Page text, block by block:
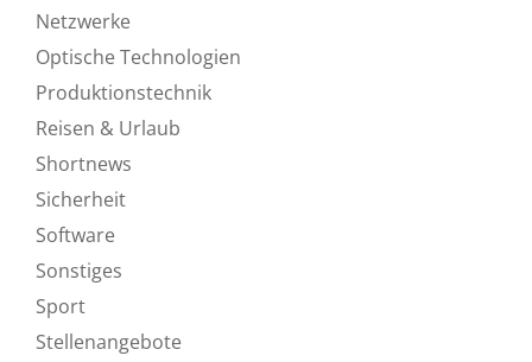
Netzwerke
Optische Technologien
Produktionstechnik
Reisen & Urlaub
Shortnews
Sicherheit
Software
Sonstiges
Sport
Stellenangebote